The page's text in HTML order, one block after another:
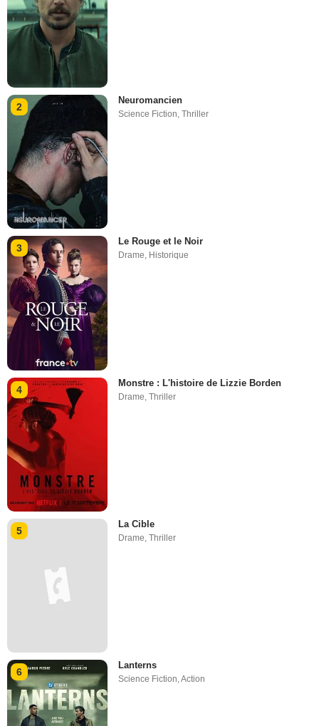
2
Neuromancien
Science Fiction,Thriller
3
Le Rouge et le Noir
Drame, Historique
4
Monstre : L'histoire de Lizzie Borden
Drame ,Thriller
5
La Cible
Drame,Thriller
6
Lanterns
Science Fiction,Action